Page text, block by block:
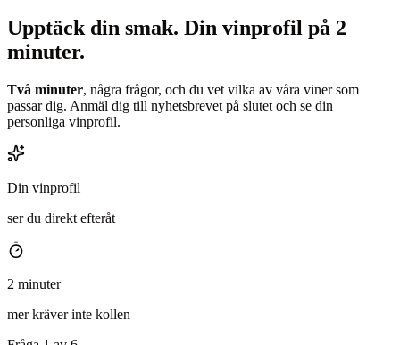
Upptäck din smak. Din vinprofil på 2
minuter.
Två minuter, några frågor, och du vet vilka av våra viner som
passar dig. Anmäl dig till nyhetsbrevet på slutet och se din
personliga vinprofil.
Din vinprofil
ser du direkt efteråt
2 minuter
mer kräver inte kollen